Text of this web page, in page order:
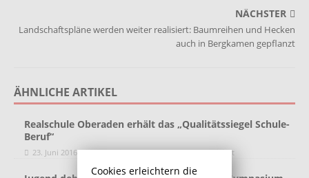
NÄCHSTER
Landschaftspläne werden weiter realisiert: Baumreihen und Hecken
auch in Bergkamen gepflanzt
ÄHNLICHE ARTIKEL
Realschule Oberaden erhält das „Qualitätssiegel Schule-
Beruf“
23. Juni 2016 Redaktion Kommentare deaktiviert
Cookies erleichtern die